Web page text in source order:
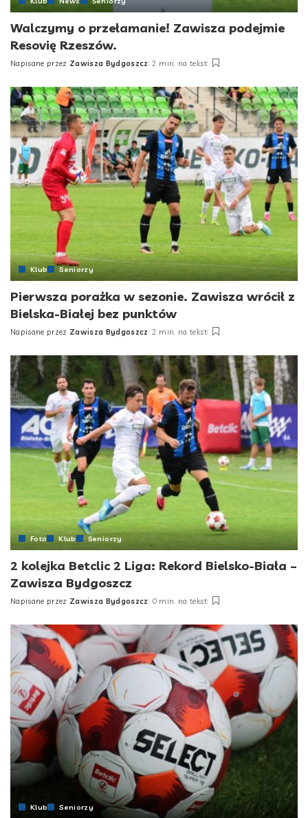
Walczymy o przełamanie! Zawisza podejmie
Resovię Rzeszów.
Napisane przez Zawisza Bydgoszcz 2 min. na tekst
Klub Seniorzy
Pierwsza porażka w sezonie. Zawisza wrócił z
Bielska-Białej bez punktów
Napisane przez Zawisza Bydgoszcz 2 min. na tekst
Foto Klub Seniorzy
2 kolejka Betclic 2 Liga: Rekord Bielsko-Biała –
Zawisza Bydgoszcz
Napisane przez Zawisza Bydgoszcz 0 min. na tekst
Klub Seniorzy